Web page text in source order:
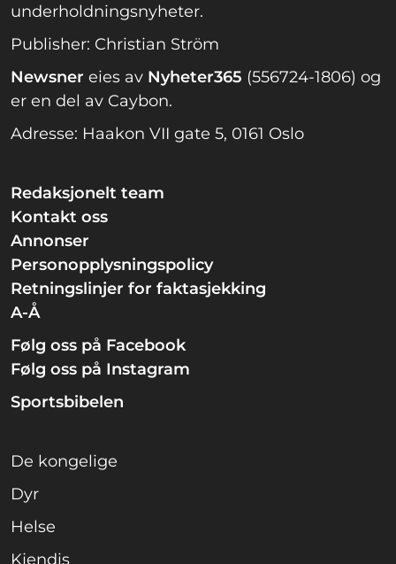
underholdningsnyheter.
Publisher: Christian Ström
Newsner eies av Nyheter365 (556724-1806) og
er en del av Caybon.
Adresse: Haakon VII gate 5, 0161 Oslo
Redaksjonelt team
Kontakt oss
Annonser
Personopplysningspolicy
Retningslinjer for faktasjekking
A-Å
Følg oss på Facebook
Følg oss på Instagram
Sportsbibelen
De kongelige
Dyr
Helse
Kjendis